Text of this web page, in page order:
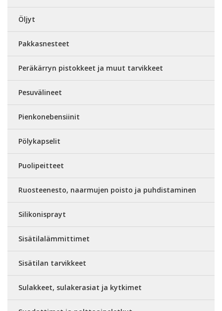
Öljyt
Pakkasnesteet
Peräkärryn pistokkeet ja muut tarvikkeet
Pesuvälineet
Pienkonebensiinit
Pölykapselit
Puolipeitteet
Ruosteenesto, naarmujen poisto ja puhdistaminen
Silikonisprayt
Sisätilalämmittimet
Sisätilan tarvikkeet
Sulakkeet, sulakerasiat ja kytkimet